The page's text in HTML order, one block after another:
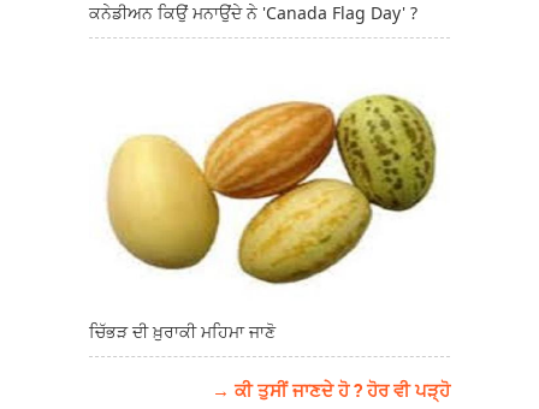
ਕਨੇਡੀਅਨ ਕਿਉਂ ਮਨਾਉਂਦੇ ਨੇ 'Canada Flag Day' ?
ਚਿੱਭੜ ਦੀ ਖ਼ੁਰਾਕੀ ਮਹਿਮਾ ਜਾਣੋ
→ ਕੀ ਤੁਸੀਂ ਜਾਣਦੇ ਹੋ ? ਹੋਰ ਵੀ ਪੜ੍ਹੋ